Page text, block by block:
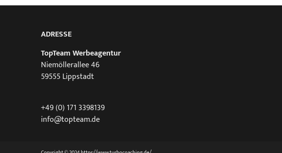
ADRESSE
TopTeam Werbeagentur
Niemöllerallee 46
59555 Lippstadt
+49 (0) 171 3398139
info@topteam.de